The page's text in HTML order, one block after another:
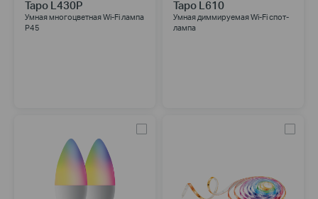
Tapo L430P
Умная многоцветная Wi‑Fi лампа
P45
Tapo L610
Умная диммируемая Wi‑Fi спот-
лампа